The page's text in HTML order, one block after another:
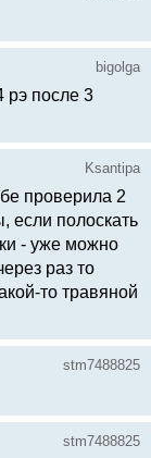
bigolga
рэ после 3
Ksantipa
проверила 2
если полоскать
- уже можно
раз то
то травяной
stm7488825
stm7488825